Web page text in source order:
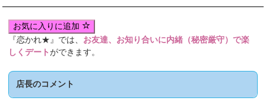
お気に入りに追加
『恋かれ★』では、 お友達、お知り合いに内緒（秘密厳守）で楽
しくデートができます。
店長のコメント